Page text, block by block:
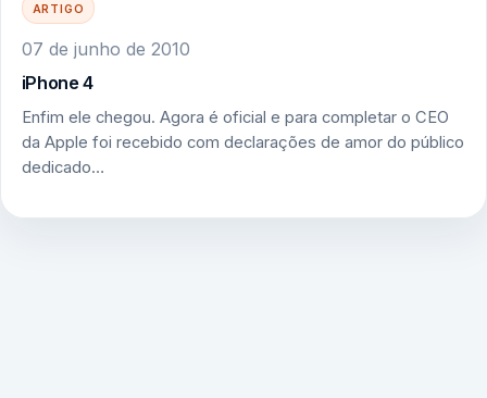
ARTIGO
07 de junho de 2010
iPhone 4
Enfim ele chegou. Agora é oficial e para completar o CEO
da Apple foi recebido com declarações de amor do público
dedicado…